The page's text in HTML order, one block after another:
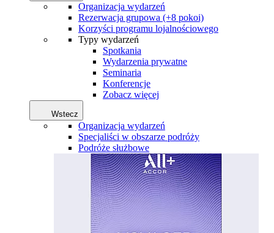
Organizacja wydarzeń
Rezerwacja grupowa (+8 pokoi)
Korzyści programu lojalnościowego
Typy wydarzeń
Spotkania
Wydarzenia prywatne
Seminaria
Konferencje
Zobacz więcej
Wstecz
Organizacja wydarzeń
Specjaliści w obszarze podróży
Podróże służbowe